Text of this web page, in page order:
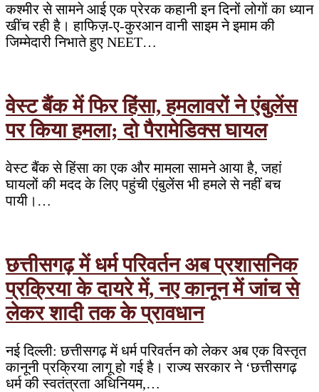
कश्मीर से सामने आई एक प्रेरक कहानी इन दिनों लोगों का ध्यान
खींच रही है। हाफिज़-ए-कुरआन वानी साइम ने इमाम की
जिम्मेदारी निभाते हुए NEET…
वेस्ट बैंक में फिर हिंसा, हमलावरों ने एंबुलेंस
पर किया हमला; दो पैरामेडिक्स घायल
वेस्ट बैंक से हिंसा का एक और मामला सामने आया है, जहां
घायलों की मदद के लिए पहुंची एंबुलेंस भी हमले से नहीं बच
पायी।…
छत्तीसगढ़ में धर्म परिवर्तन अब प्रशासनिक
प्रक्रिया के दायरे में, नए कानून में जांच से
लेकर शादी तक के प्रावधान
नई दिल्ली: छत्तीसगढ़ में धर्म परिवर्तन को लेकर अब एक विस्तृत
कानूनी प्रक्रिया लागू हो गई है। राज्य सरकार ने ‘छत्तीसगढ़
धर्म की स्वतंत्रता अधिनियम,…